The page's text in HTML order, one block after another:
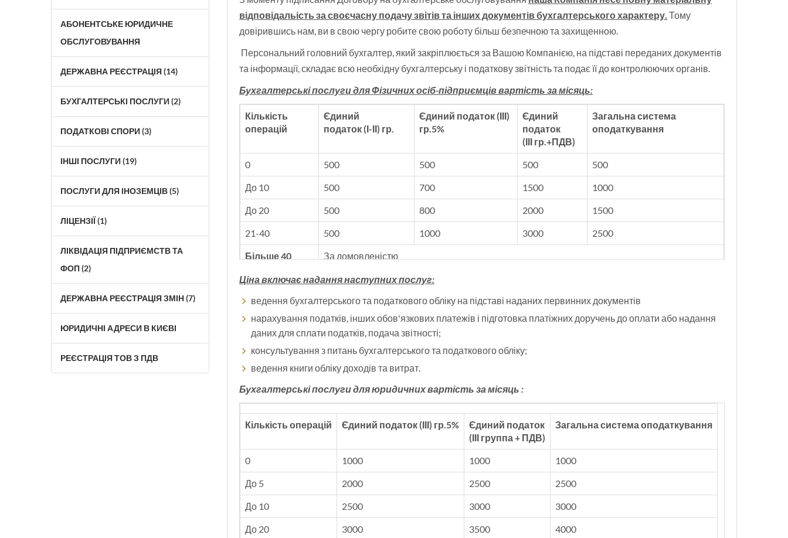
АБОНЕНТСЬКЕ ЮРИДИЧНЕ
ОБСЛУГОВУВАННЯ
ДЕРЖАВНА РЕЄСТРАЦІЯ (14)
БУХГАЛТЕРСЬКІ ПОСЛУГИ (2)
ПОДАТКОВІ СПОРИ (3)
ІНШІ ПОСЛУГИ (19)
ПОСЛУГИ ДЛЯ ІНОЗЕМЦІВ (5)
ЛІЦЕНЗІЇ (1)
ЛІКВІДАЦІЯ ПІДПРИЄМСТВ ТА
ФОП (2)
ДЕРЖАВНА РЕЄСТРАЦІЯ ЗМІН (7)
ЮРИДИЧНІ АДРЕСИ В КИЄВІ
РЕЄСТРАЦІЯ ТОВ З ПДВ
відповідальість за своєчасну подачу звітів та інших документів бухгалтерського характеру. Тому
довірившись нам, ви в свою чергу робите свою роботу більш безпечною та захищенною.
Персональний головний бухгалтер, який закріплюється за Вашою Компанією, на підставі переданих документів
та інформації, складає всю необхідну бухгалтерську і податкову звітність та подає її до контролюючих органів.
Бухгалтерські послуги для Фізичних осіб-підприємців вартість за місяць:
Кількість
операцій
Єдиний
податок (І-ІІ) гр.
Єдиний податок (ІІІ)
гр.5%
Єдиний
податок
(ІІІ гр.+ПДВ)
Загальна система
оподаткування
0 500 500 500 500
До 10 500 700 1500 1000
До 20 500 800 2000 1500
21-40 500 1000 3000 2500
Більше 40 За домовленістю
Ціна включає надання наступних послуг:
ведення бухгалтерського та податкового обліку на підставі наданих первинних документів
нарахування податків, інших обов'язкових платежів і підготовка платіжних доручень до оплати або надання
даних для сплати податків, подача звітності;
консультування з питань бухгалтерського та податкового обліку;
ведення книги обліку доходів та витрат.
Бухгалтерські послуги для юридичних вартість за місяць :
Кількість операцій Єдиний податок (ІІІ) гр.5%
Єдиний податок
(ІІІ группа + ПДВ)
Загальна система оподаткування
0 1000 1000 1000
До 5 2000 2500 2500
До 10 2500 3000 3000
До 20 3000 3500 4000